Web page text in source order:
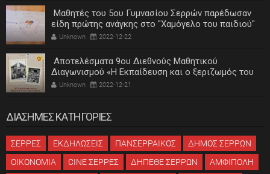
Μαθητές του 5ου Γυμνασίου Σερρών παρέδωσαν
είδη πρώτης ανάγκης στο "Χαμόγελο του παιδιού"
Unknown 2022-12-22
Αποτελέσματα 9ου Διεθνούς Μαθητικού
Διαγωνισμού «Η Εκπαίδευση και ο ξεριζωμός του
ελληνισμού»
Unknown 2022-12-21
ΔΙΑΣΗΜΕΣ ΚΑΤΗΓΟΡΙΕΣ
ΣΕΡΡΕΣ ΕΚΔΗΛΩΣΕΙΣ ΠΑΝΣΕΡΡΑΙΚΟΣ
ΔΗΜΟΣ ΣΕΡΡΩΝ
ΟΙΚΟΝΟΜΙΑ
CINE ΣΕΡΡΕΣ ΔΗΠΕΘΕ ΣΕΡΡΩΝ
ΑΜΦΙΠΟΛΗ